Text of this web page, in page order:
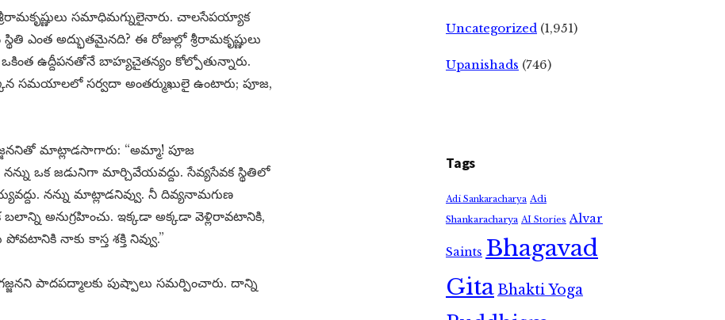
సమాధిమగ్నులైనారు. చాలసేపయ్యాక
అద్భుతమైనది? ఈ రోజుల్లో శ్రీరామకృష్ణులు
ఉద్దీపనతోనే బాహ్యచైతన్యం కోల్పోతున్నారు.
సమయాలలో సర్వదా అంతర్ముఖులై ఉంటారు; పూజ,
మాట్లాడసాగారు: “అమ్మా! పూజ
ఒక జడునిగా మార్చివేయవద్దు. సేవ్యసేవక స్థితిలో
నన్ను మాట్లాడనివ్వు. నీ దివ్యనామగుణ
బలాన్ని అనుగ్రహించు. ఇక్కడా అక్కడా వెళ్లిరావటానికి,
పోవటానికి నాకు కాస్త శక్తి నివ్వు.”
పాదపద్మాలకు పుష్పాలు సమర్పించారు. దాన్ని
Uncategorized (1,951)
Upanishads (746)
Tags
Adi Sankaracharya Adi
Shankaracharya AI Stories Alvar
Saints Bhagavad
GitaBhakti Yoga